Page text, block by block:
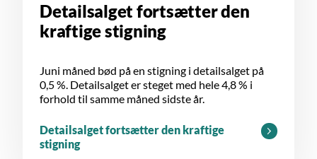
Detailsalget fortsætter den
kraftige stigning
Juni måned bød på en stigning i detailsalget på
0,5 %. Detailsalget er steget med hele 4,8 % i
forhold til samme måned sidste år.
Detailsalget fortsætter den kraftige
stigning